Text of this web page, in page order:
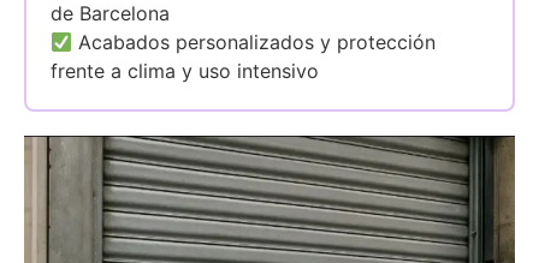
de Barcelona
Acabados personalizados y protección
frente a clima y uso intensivo